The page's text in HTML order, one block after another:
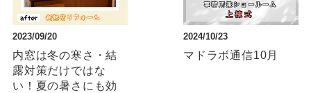
2023/09/20
内窓は冬の寒さ・結
露対策だけではな
い！夏の暑さにも効
2024/10/23
マドラボ通信10月